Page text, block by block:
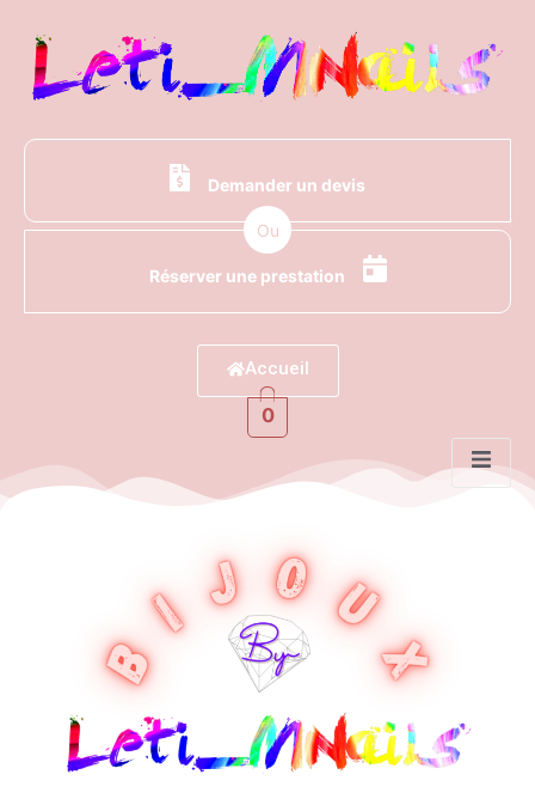
Demander un devis
Ou
Réserver une prestation
Accueil
0